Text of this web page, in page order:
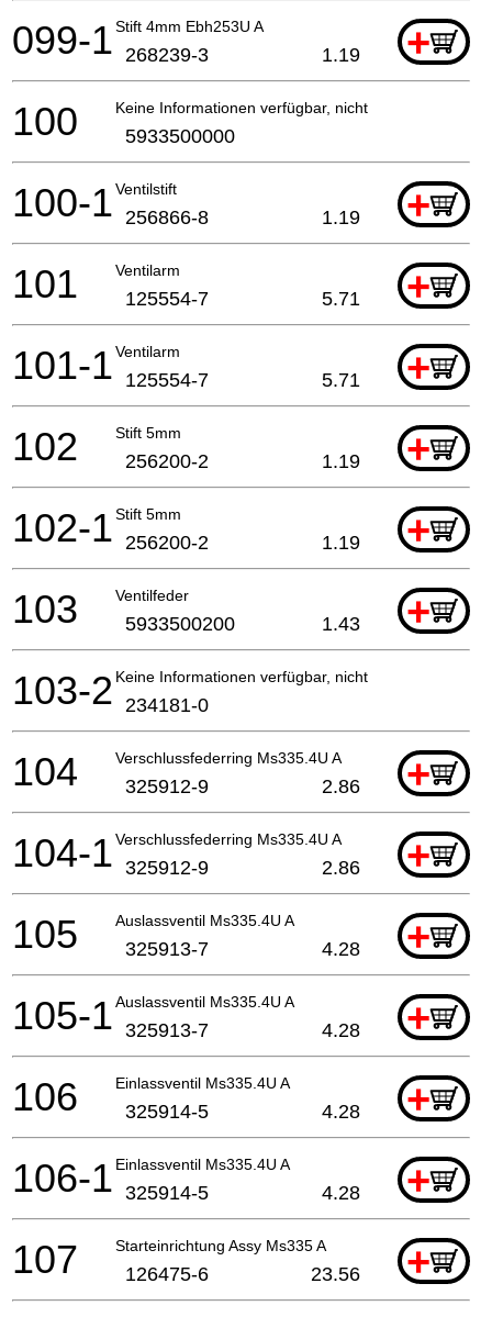
Stift 4mm Ebh253U A +
099-1 268239-3 1.19
Keine Informationen verfügbar, nicht bestellbar
100 5933500000
Ventilstift +
100-1 256866-8 1.19
Ventilarm +
101 125554-7 5.71
Ventilarm +
101-1 125554-7 5.71
Stift 5mm +
102 256200-2 1.19
Stift 5mm +
102-1 256200-2 1.19
Ventilfeder +
103 5933500200 1.43
Keine Informationen verfügbar, nicht bestellbar
103-2 234181-0
Verschlussfederring Ms335.4U A +
104 325912-9 2.86
Verschlussfederring Ms335.4U A +
104-1 325912-9 2.86
Auslassventil Ms335.4U A +
105 325913-7 4.28
Auslassventil Ms335.4U A +
105-1 325913-7 4.28
Einlassventil Ms335.4U A +
106 325914-5 4.28
Einlassventil Ms335.4U A +
106-1 325914-5 4.28
Starteinrichtung Assy Ms335 A +
107 126475-6 23.56